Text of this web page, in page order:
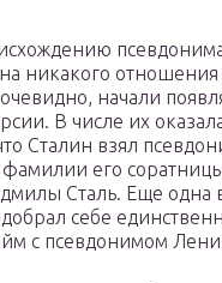
никакого
начали
В числе их
Сталин взял
его
Сталь. Еще одна
себе
с псевдонимом